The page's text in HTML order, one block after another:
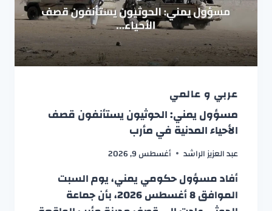
عربي و عالمي
مسؤول يمني: الحوثيون يستأنفون قصف
الأحياء المدنية في مأرب
عبد العزيز الراشد أغسطس 9, 2026
أفاد مسؤول حكومي يمني، يوم السبت
الموافق 8 أغسطس 2026، بأن جماعة